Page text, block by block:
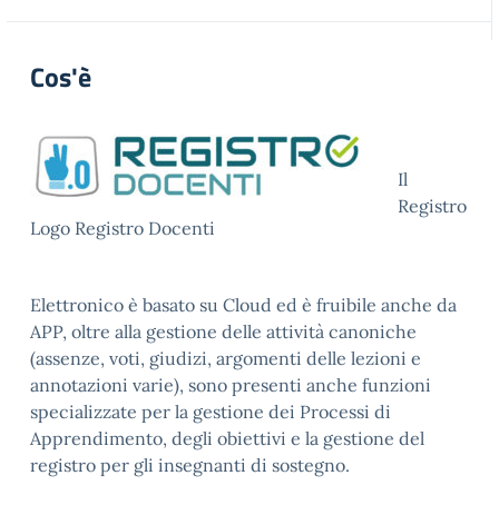
Cos'è
Logo Registro Docenti
Il
Registro
Elettronico è basato su Cloud ed è fruibile anche da
APP, oltre alla gestione delle attività canoniche
(assenze, voti, giudizi, argomenti delle lezioni e
annotazioni varie), sono presenti anche funzioni
specializzate per la gestione dei Processi di
Apprendimento, degli obiettivi e la gestione del
registro per gli insegnanti di sostegno.